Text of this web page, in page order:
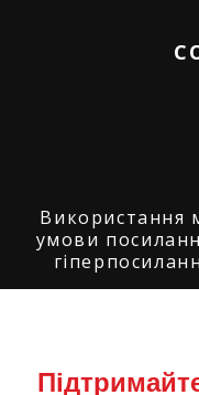
Використання
умови